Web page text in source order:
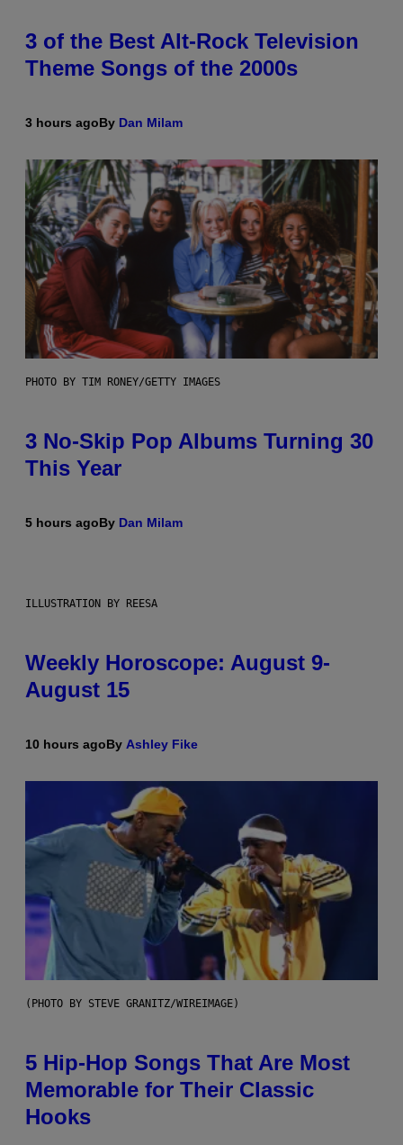
3 of the Best Alt-Rock Television
Theme Songs of the 2000s
3 hours agoBy Dan Milam
PHOTO BY TIM RONEY/GETTY IMAGES
3 No-Skip Pop Albums Turning 30
This Year
5 hours agoBy Dan Milam
ILLUSTRATION BY REESA
Weekly Horoscope: August 9-
August 15
10 hours agoBy Ashley Fike
(PHOTO BY STEVE GRANITZ/WIREIMAGE)
5 Hip-Hop Songs That Are Most
Memorable for Their Classic
Hooks